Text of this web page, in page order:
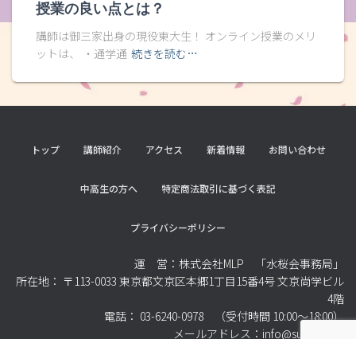
授業の良い点とは？
講師は御三家出身の現役東大生！ オンライン授業のメリ
ットは、 ・通学通 続きを読む…
トップ 講師紹介 アクセス 新着情報 お問い合わせ
中高生の方へ 特定商法取引に基づく表記
プライバシーポリシー
運 営：株式会社MLP 「水桜会事務局」
所在地： 〒113-0033 東京都文京区本郷1丁目15番4号 文京尚学ビル
4階
電話： 03-6240-0978 （受付時間 10:00～18:00）
メールアドレス：info@suiohkai.jp